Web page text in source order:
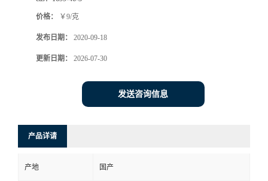
价格： ￥9/克
发布日期： 2020-09-18
更新日期： 2026-07-30
发送咨询信息
产品详请
产地 国产